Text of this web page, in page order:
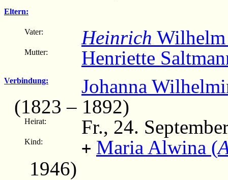
Eltern:
Vater: Heinrich Wilhelm
Mutter: Henriette
Verbindung:
Johanna
(1823 – 1892)
Heirat: Fr., 24.
Kind: + Maria Alwina (
1946)